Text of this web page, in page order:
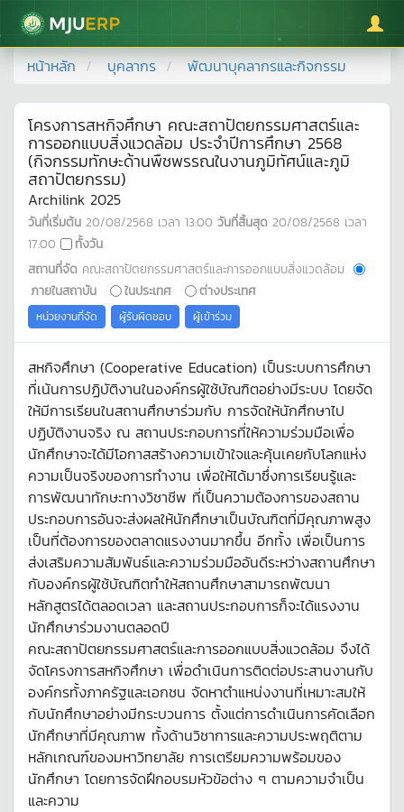
มหาวิทยาลัยแม่โจ้
หน้าหลัก บุคลากร พัฒนาบุคลากรและกิจกรรม
โครงการสหกิจศึกษา คณะสถาปัตยกรรมศาสตร์และ
การออกแบบสิ่งแวดล้อม ประจำปีการศึกษา 2568
(กิจกรรมทักษะด้านพืชพรรณในงานภูมิทัศน์และภูมิ
สถาปัตยกรรม)
Archilink 2025
วันที่เริ่มต้น 20/08/2568 เวลา 13:00 วันที่สิ้นสุด 20/08/2568 เวลา
17:00
ทั้งวัน
สถานที่จัด คณะสถาปัตยกรรมศาสตร์และการออกแบบสิ่งแวดล้อม
ภายในสถาบัน
ในประเทศ ต่างประเทศ
หน่วยงานที่จัด ผู้รับผิดชอบ ผู้เข้าร่วม
สหกิจศึกษา (Cooperative Education) เป็นระบบการศึกษา
ที่เน้นการปฏิบัติงานในองค์กรผู้ใช้บัณฑิตอย่างมีระบบ โดยจัด
ให้มีการเรียนในสถานศึกษาร่วมกับ การจัดให้นักศึกษาไป
ปฏิบัติงานจริง ณ สถานประกอบการที่ให้ความร่วมมือเพื่อ
นักศึกษาจะได้มีโอกาสสร้างความเข้าใจและคุ้นเคยกับโลกแห่ง
ความเป็นจริงของการทำงาน เพื่อให้ได้มาซึ่งการเรียนรู้และ
การพัฒนาทักษะทางวิชาชีพ ที่เป็นความต้องการของสถาน
ประกอบการอันจะส่งผลให้นักศึกษาเป็นบัณฑิตที่มีคุณภาพสูง
เป็นที่ต้องการของตลาดแรงงานมากขึ้น อีกทั้ง เพื่อเป็นการ
ส่งเสริมความสัมพันธ์และความร่วมมืออันดีระหว่างสถานศึกษา
กับองค์กรผู้ใช้บัณฑิตทำให้สถานศึกษาสามารถพัฒนา
หลักสูตรได้ตลอดเวลา และสถานประกอบการก็จะได้แรงงาน
นักศึกษาร่วมงานตลอดปี
คณะสถาปัตยกรรมศาสตร์และการออกแบบสิ่งแวดล้อม จึงได้
จัดโครงการสหกิจศึกษา เพื่อดำเนินการติดต่อประสานงานกับ
องค์กรทั้งภาครัฐและเอกชน จัดหาตำแหน่งงานที่เหมาะสมให้
กับนักศึกษาอย่างมีกระบวนการ ตั้งแต่การดำเนินการคัดเลือก
นักศึกษาที่มีคุณภาพ ทั้งด้านวิชาการและความประพฤติตาม
หลักเกณฑ์ของมหาวิทยาลัย การเตรียมความพร้อมของ
นักศึกษา โดยการจัดฝึกอบรมหัวข้อต่าง ๆ ตามความจำเป็น
และความ